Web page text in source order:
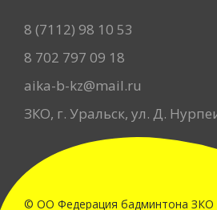
8 (7112) 98 10 53
8 702 797 09 18
aika-b-kz@mail.ru
ЗКО, г. Уральск, ул. Д.
© ОО Федерация бадминтона ЗКО